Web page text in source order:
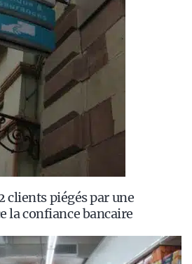
clients piégés par une
la confiance bancaire